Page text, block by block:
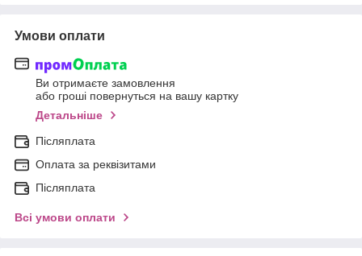
Умови оплати
Ви отримаєте замовлення
або гроші повернуться на вашу картку
Детальніше
Післяплата
Оплата за реквізитами
Післяплата
Всі умови оплати